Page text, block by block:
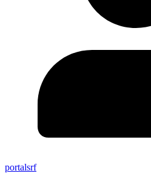
portalsrf